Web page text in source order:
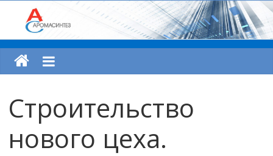
Строительство
нового цеха.